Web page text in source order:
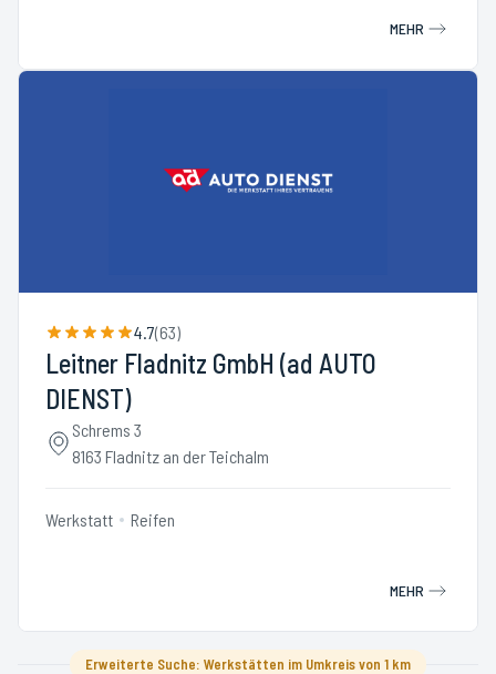
MEHR
4.7(63)
Leitner Fladnitz GmbH (ad AUTO
DIENST)
Schrems 3
8163 Fladnitz an der Teichalm
Werkstatt Reifen
MEHR
Erweiterte Suche: Werkstätten im Umkreis von 1 km